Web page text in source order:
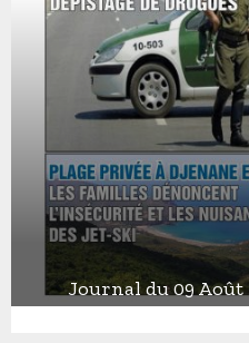
Journal du 09 Août